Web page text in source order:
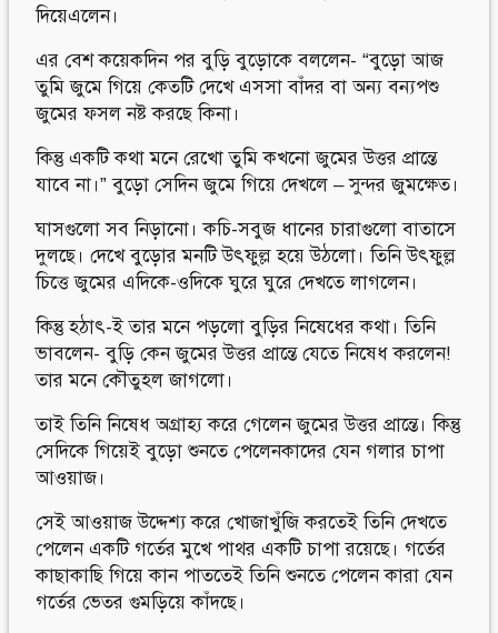
দিয়েএলেন।
এর বেশ কয়েকদিন পর বুড়ি বুড়োকে বললেন- “বুড়ো আজ
তুমি জুমে গিয়ে কেতটি দেখে এসসা বাঁদর বা অন্য বন্যপশু
জুমের ফসল নষ্ট করছে কিনা।
কিন্তু একটি কথা মনে রেখো তুমি কখনো জুমের উত্তর প্রান্তে
যাবে না।” বুড়ো সেদিন জুমে গিয়ে দেখলে – সুন্দর জুমক্ষেত।
ঘাসগুলো সব নিড়ানো। কচি-সবুজ ধানের চারাগুলো বাতাসে
দুলছে। দেখে বুড়োর মনটি উৎফুল্ল হয়ে উঠলো। তিনি উৎফুল্ল
চিত্তে জুমের এদিকে-ওদিকে ঘুরে ঘুরে দেখতে লাগলেন।
কিন্তু হঠাৎ-ই তার মনে পড়লো বুড়ির নিষেধের কথা। তিনি
ভাবলেন- বুড়ি কেন জুমের উত্তর প্রান্তে যেতে নিষেধ করলেন!
তার মনে কৌতুহল জাগলো।
তাই তিনি নিষেধ অগ্রাহ্য করে গেলেন জুমের উত্তর প্রান্তে। কিন্তু
সেদিকে গিয়েই বুড়ো শুনতে পেলেনকাদের যেন গলার চাপা
আওয়াজ।
সেই আওয়াজ উদ্দেশ্য করে খোজাখুঁজি করতেই তিনি দেখতে
পেলেন একটি গর্তের মুখে পাথর একটি চাপা রয়েছে। গর্তের
কাছাকাছি গিয়ে কান পাততেই তিনি শুনতে পেলেন কারা যেন
গর্তের ভেতর গুমড়িয়ে কাঁদছে।